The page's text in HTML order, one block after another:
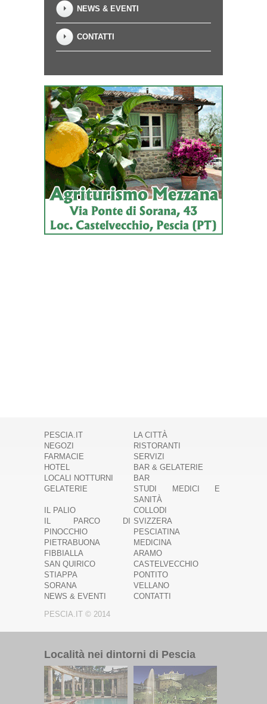
NEWS & EVENTI
CONTATTI
PESCIA.IT
LA CITTÀ
NEGOZI
RISTORANTI
FARMACIE
SERVIZI
HOTEL
BAR & GELATERIE
LOCALI NOTTURNI
BAR
GELATERIE
STUDI MEDICI E
SANITÀ
IL PALIO
COLLODI
IL PARCO DI
PINOCCHIO
SVIZZERA
PESCIATINA
PIETRABUONA
MEDICINA
FIBBIALLA
ARAMO
SAN QUIRICO
CASTELVECCHIO
STIAPPA
PONTITO
SORANA
VELLANO
NEWS & EVENTI
CONTATTI
PESCIA.IT © 2014
Località nei dintorni di Pescia